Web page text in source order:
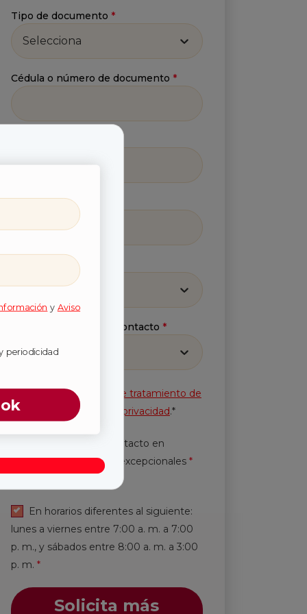
Tipo de documento *
Selecciona
Cédula o número de documento *
Correo *
Selecciona
Método preferido de contacto *
Selecciona
Acepto laPolítica de tratamiento de
información
yAviso de privacidad.*
Autorización de contacto en
horarios y periodicidad excepcionales *
En horarios diferentes al siguiente:
lunes a viernes entre 7:00 a. m. a 7:00
p. m., y sábados entre 8:00 a. m. a 3:00
p. m. *
Solicita más
y Aviso
periodicidad